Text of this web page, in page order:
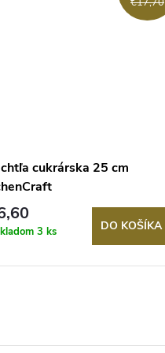
cukrárska 25 cm
3 ks DO KOŠÍKA